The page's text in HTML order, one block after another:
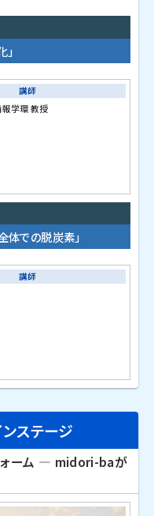
講師
学環 教授
体での脱炭素」
講師
ステージ
ォーム ― midori-baが